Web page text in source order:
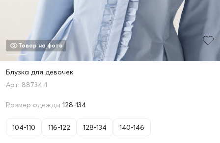
Блузка для девочек
88734-1
Размер одежды 128-134
104-110 116-122 128-134 140-146
Товар на фото